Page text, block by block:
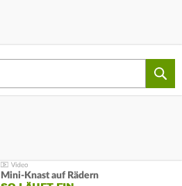
Mini-Knast auf Rädern